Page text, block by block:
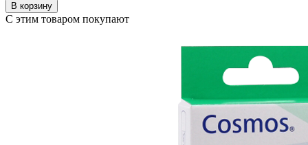
В корзину
С этим товаром покупают